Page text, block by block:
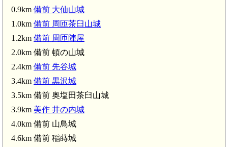
0.9km 備前 大仙山城
1.0km 備前 周匝茶臼山城
1.2km 備前 周匝陣屋
2.0km 備前 頓の山城
2.4km 備前 先谷城
3.4km 備前 黒沢城
3.5km 備前 奥塩田茶臼山城
3.9km 美作 井の内城
4.0km 備前 山鳥城
4.6km 備前 稲蒔城